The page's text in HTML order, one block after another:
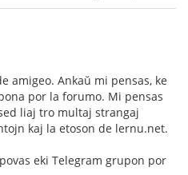
amigeo. Ankaŭ mi pensas, ke
por la forumo. Mi pensas
liaj tro multaj strangaj
kaj la etoson de lernu.net.
eki Telegram grupon por